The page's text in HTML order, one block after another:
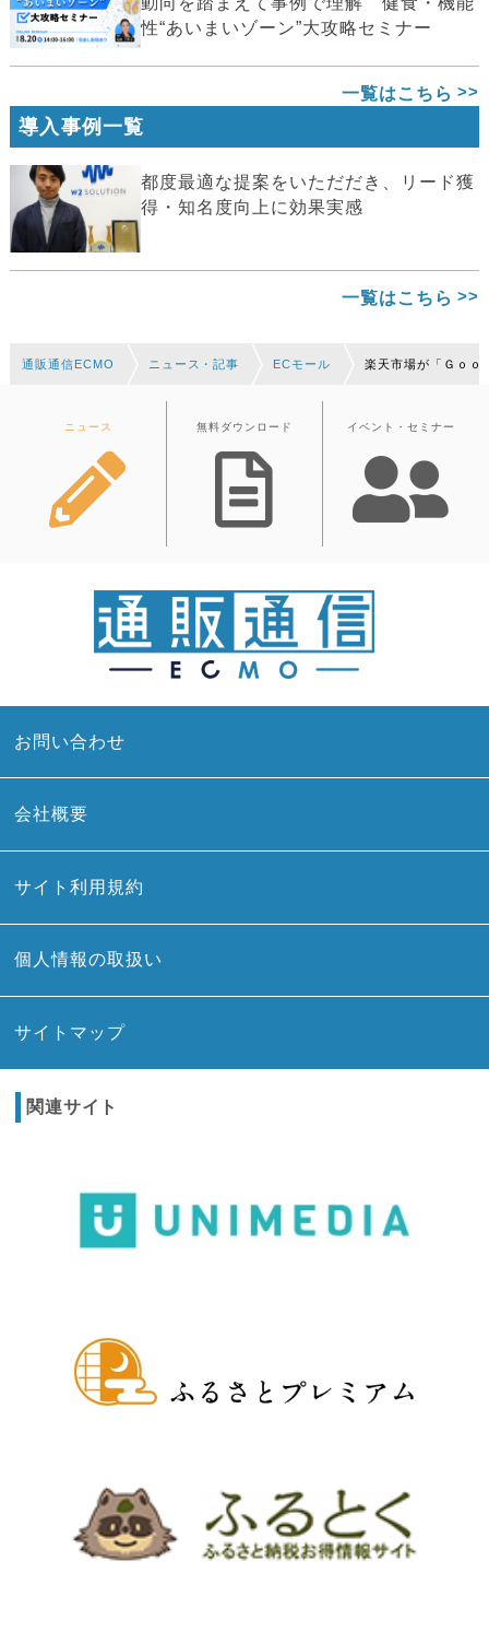
性“あいまいゾーン”大攻略セミナー
一覧はこちら
導入事例一覧
都度最適な提案をいただだき、リード獲
得・知名度向上に効果実感
一覧はこちら
通販通信ECMO ニュース・記事 ECモール 楽天市場が「Ｇｏｏ
ニュース 無料ダウンロード イベント・セミナー
お問い合わせ
会社概要
サイト利用規約
個人情報の取扱い
サイトマップ
関連サイト